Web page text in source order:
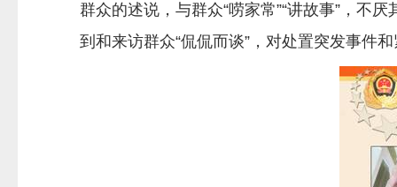
群众的述说，与群众“唠家常”“讲故事”，不
到和来访群众“侃侃而谈”，对处置突发事件